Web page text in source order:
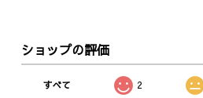
ショップの評価
すべて 2